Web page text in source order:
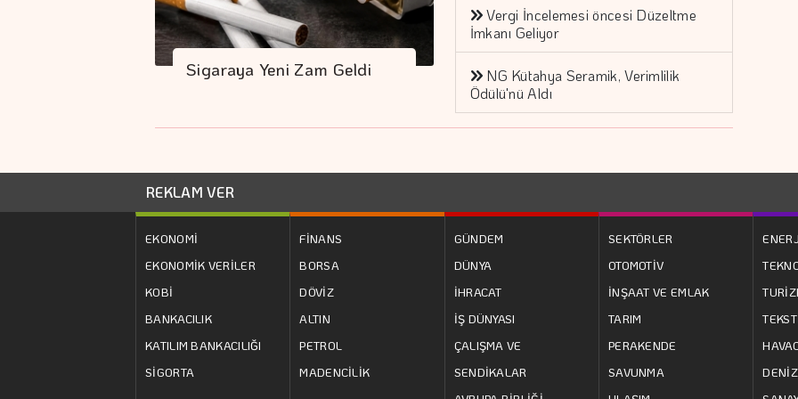
Sigaraya Yeni Zam Geldi
Vergi İncelemesi öncesi Düzeltme
İmkanı Geliyor
NG Kütahya Seramik, Verimlilik
Ödülü'nü Aldı
REKLAM VER
EKONOMİ
EKONOMİK VERİLER
KOBİ
BANKACILIK
KATILIM BANKACILIĞI
SİGORTA
FİNANS
BORSA
DÖVİZ
ALTIN
PETROL
MADENCİLİK
GÜNDEM
DÜNYA
İHRACAT
İŞ DÜNYASI
ÇALIŞMA VE
SENDİKALAR
SEKTÖRLER
OTOMOTİV
İNŞAAT VE EMLAK
TARIM
PERAKENDE
SAVUNMA